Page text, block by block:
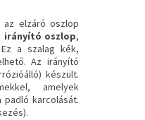
az elzáró oszlop
irányító oszlop,
a szalag kék,
Az irányító
készült.
amelyek
padló karcolását.